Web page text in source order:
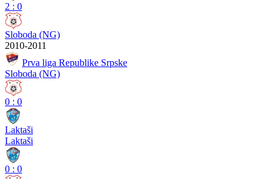
2 : 0
Sloboda (NG)
2010-2011
Prva liga Republike Srpske
Sloboda (NG)
0 : 0
Laktaši
Laktaši
0 : 0